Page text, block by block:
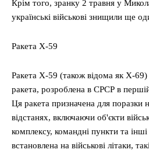
Крім того, зранку 2 травня у
українські військові знищили ще
Ракета Х-59
Ракета Х-59 (також відома як Х-69)
ракета, розроблена в СРСР в
Ця ракета призначена для поразки
відстанях, включаючи об'єкти
комплексу, командні пункти та
встановлена на військові літаки,